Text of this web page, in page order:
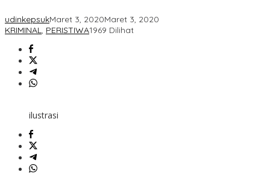
udinkepsukMaret 3, 2020Maret 3, 2020
KRIMINAL, PERISTIWA1969 Dilihat
ilustrasi